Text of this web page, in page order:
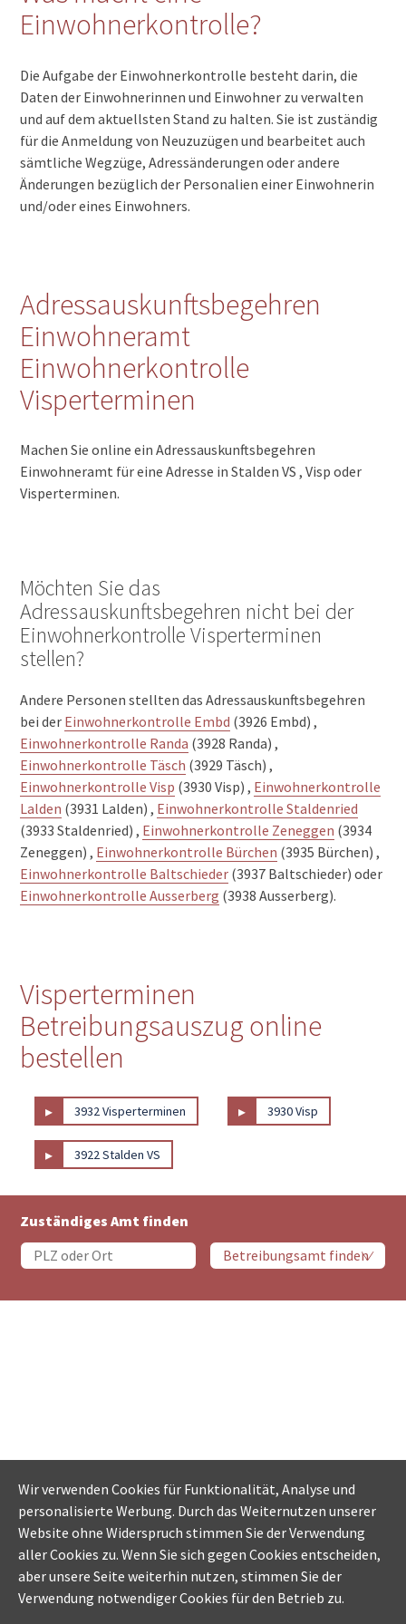
Einwohnerkontrolle?
Die Aufgabe der Einwohnerkontrolle besteht darin, die
Daten der Einwohnerinnen und Einwohner zu verwalten
und auf dem aktuellsten Stand zu halten. Sie ist zuständig
für die Anmeldung von Neuzuzügen und bearbeitet auch
sämtliche Wegzüge, Adressänderungen oder andere
Änderungen bezüglich der Personalien einer Einwohnerin
und/oder eines Einwohners.
Adressauskunftsbegehren
Einwohneramt
Einwohnerkontrolle
Visperterminen
Machen Sie online ein Adressauskunftsbegehren
Einwohneramt für eine Adresse in Stalden VS , Visp oder
Visperterminen.
Möchten Sie das
Adressauskunftsbegehren nicht bei der
Einwohnerkontrolle Visperterminen
stellen?
Andere Personen stellten das Adressauskunftsbegehren
bei der Einwohnerkontrolle Embd (3926 Embd) ,
Einwohnerkontrolle Randa (3928 Randa) ,
Einwohnerkontrolle Täsch (3929 Täsch) ,
Einwohnerkontrolle Visp (3930 Visp) , Einwohnerkontrolle
Lalden (3931 Lalden) , Einwohnerkontrolle Staldenried
(3933 Staldenried) , Einwohnerkontrolle Zeneggen (3934
Zeneggen) , Einwohnerkontrolle Bürchen (3935 Bürchen) ,
Einwohnerkontrolle Baltschieder (3937 Baltschieder) oder
Einwohnerkontrolle Ausserberg (3938 Ausserberg).
Visperterminen
Betreibungsauszug online
bestellen
▸ 3932 Visperterminen ▸ 3930 Visp
▸ 3922 Stalden VS
Zuständiges Amt finden
Wir verwenden Cookies für Funktionalität, Analyse und
personalisierte Werbung. Durch das Weiternutzen unserer
Website ohne Widerspruch stimmen Sie der Verwendung
aller Cookies zu. Wenn Sie sich gegen Cookies entscheiden,
aber unsere Seite weiterhin nutzen, stimmen Sie der
Verwendung notwendiger Cookies für den Betrieb zu.